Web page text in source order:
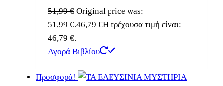
51,99€ Original price was:
51,99 €.46,79 €Η τρέχουσα τιμή είναι:
46,79 €.
Αγορά Βιβλίου
Προσφορά!